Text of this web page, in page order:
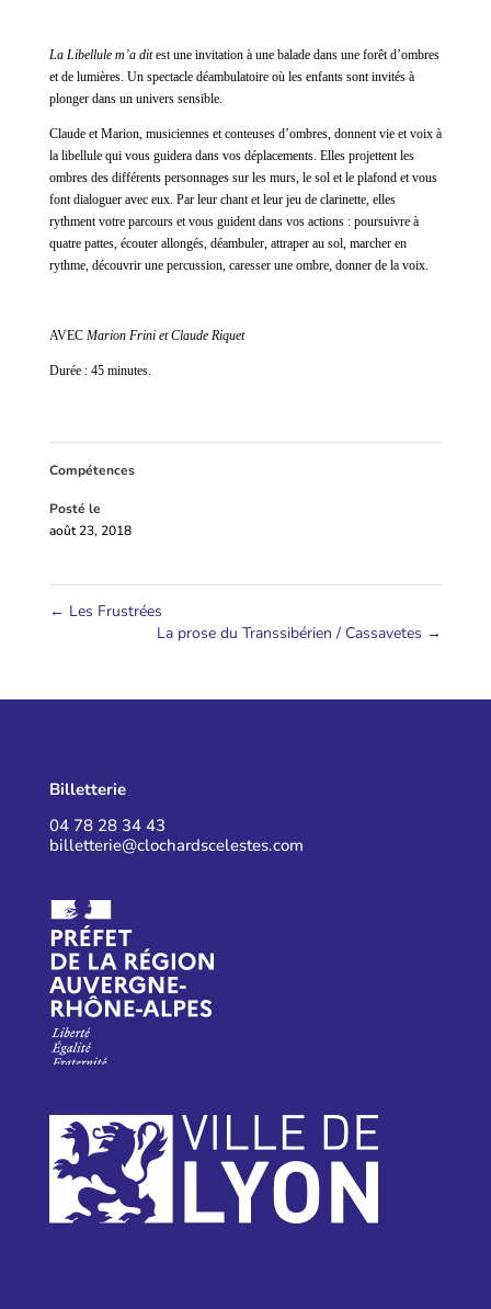
La Libellule m’a ditest une invitation à une balade dans une forêt d’ombres
et de lumières. Un spectacle déambulatoire où les enfants sont invités à
plonger dans un univers sensible.
Claude et Marion, musiciennes et conteuses d’ombres, donnent vie et voix à
la libellule qui vous guidera dans vos déplacements. Elles projettent les
ombres des différents personnages sur les murs, le sol et le plafond et vous
font dialoguer avec eux. Par leur chant et leur jeu de clarinette, elles
rythment votre parcours et vous guident dans vos actions : poursuivre à
quatre pattes, écouter allongés, déambuler, attraper au sol, marcher en
rythme, découvrir une percussion, caresser une ombre, donner de la voix.
AVECMarion Frini et Claude Riquet
Durée : 45 minutes.
Compétences
Posté le
août 23, 2018
← Les Frustrées
La prose du Transsibérien / Cassavetes →
Billetterie
04 78 28 34 43
billetterie@clochardscelestes.com